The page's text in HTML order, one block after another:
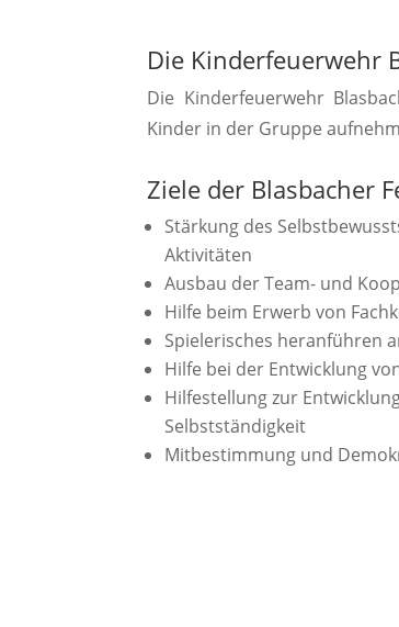
Die Kinderfeuerwehr
Die Kinderfeuerwehr
Kinder in der Gruppe
Ziele der Blasbacher
Stärkung des
Aktivitäten
Ausbau der Team- und
Hilfe beim Erwerb von
Spielerisches heranführen
Hilfe bei der Entwicklung
Hilfestellung zur
Selbstständigkeit
Mitbestimmung und